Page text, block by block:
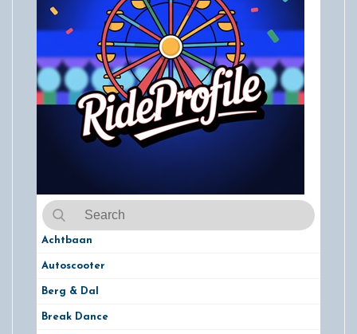
Achtbaan
Autoscooter
Berg & Dal
Break Dance